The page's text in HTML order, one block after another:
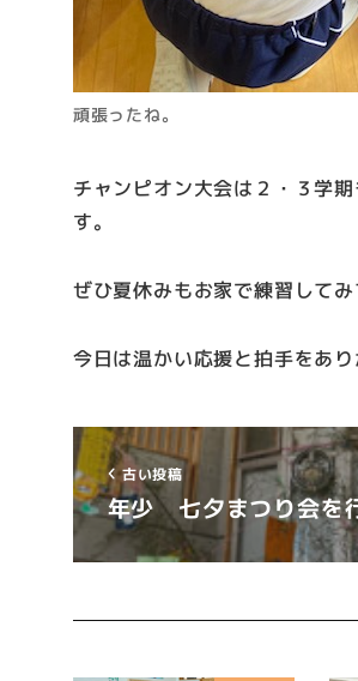
頑張ったね。
チャンピオン大会は２・３学
す。
ぜひ夏休みもお家で練習して
今日は温かい応援と拍手をあり
古い投稿
年少 七夕まつり会を